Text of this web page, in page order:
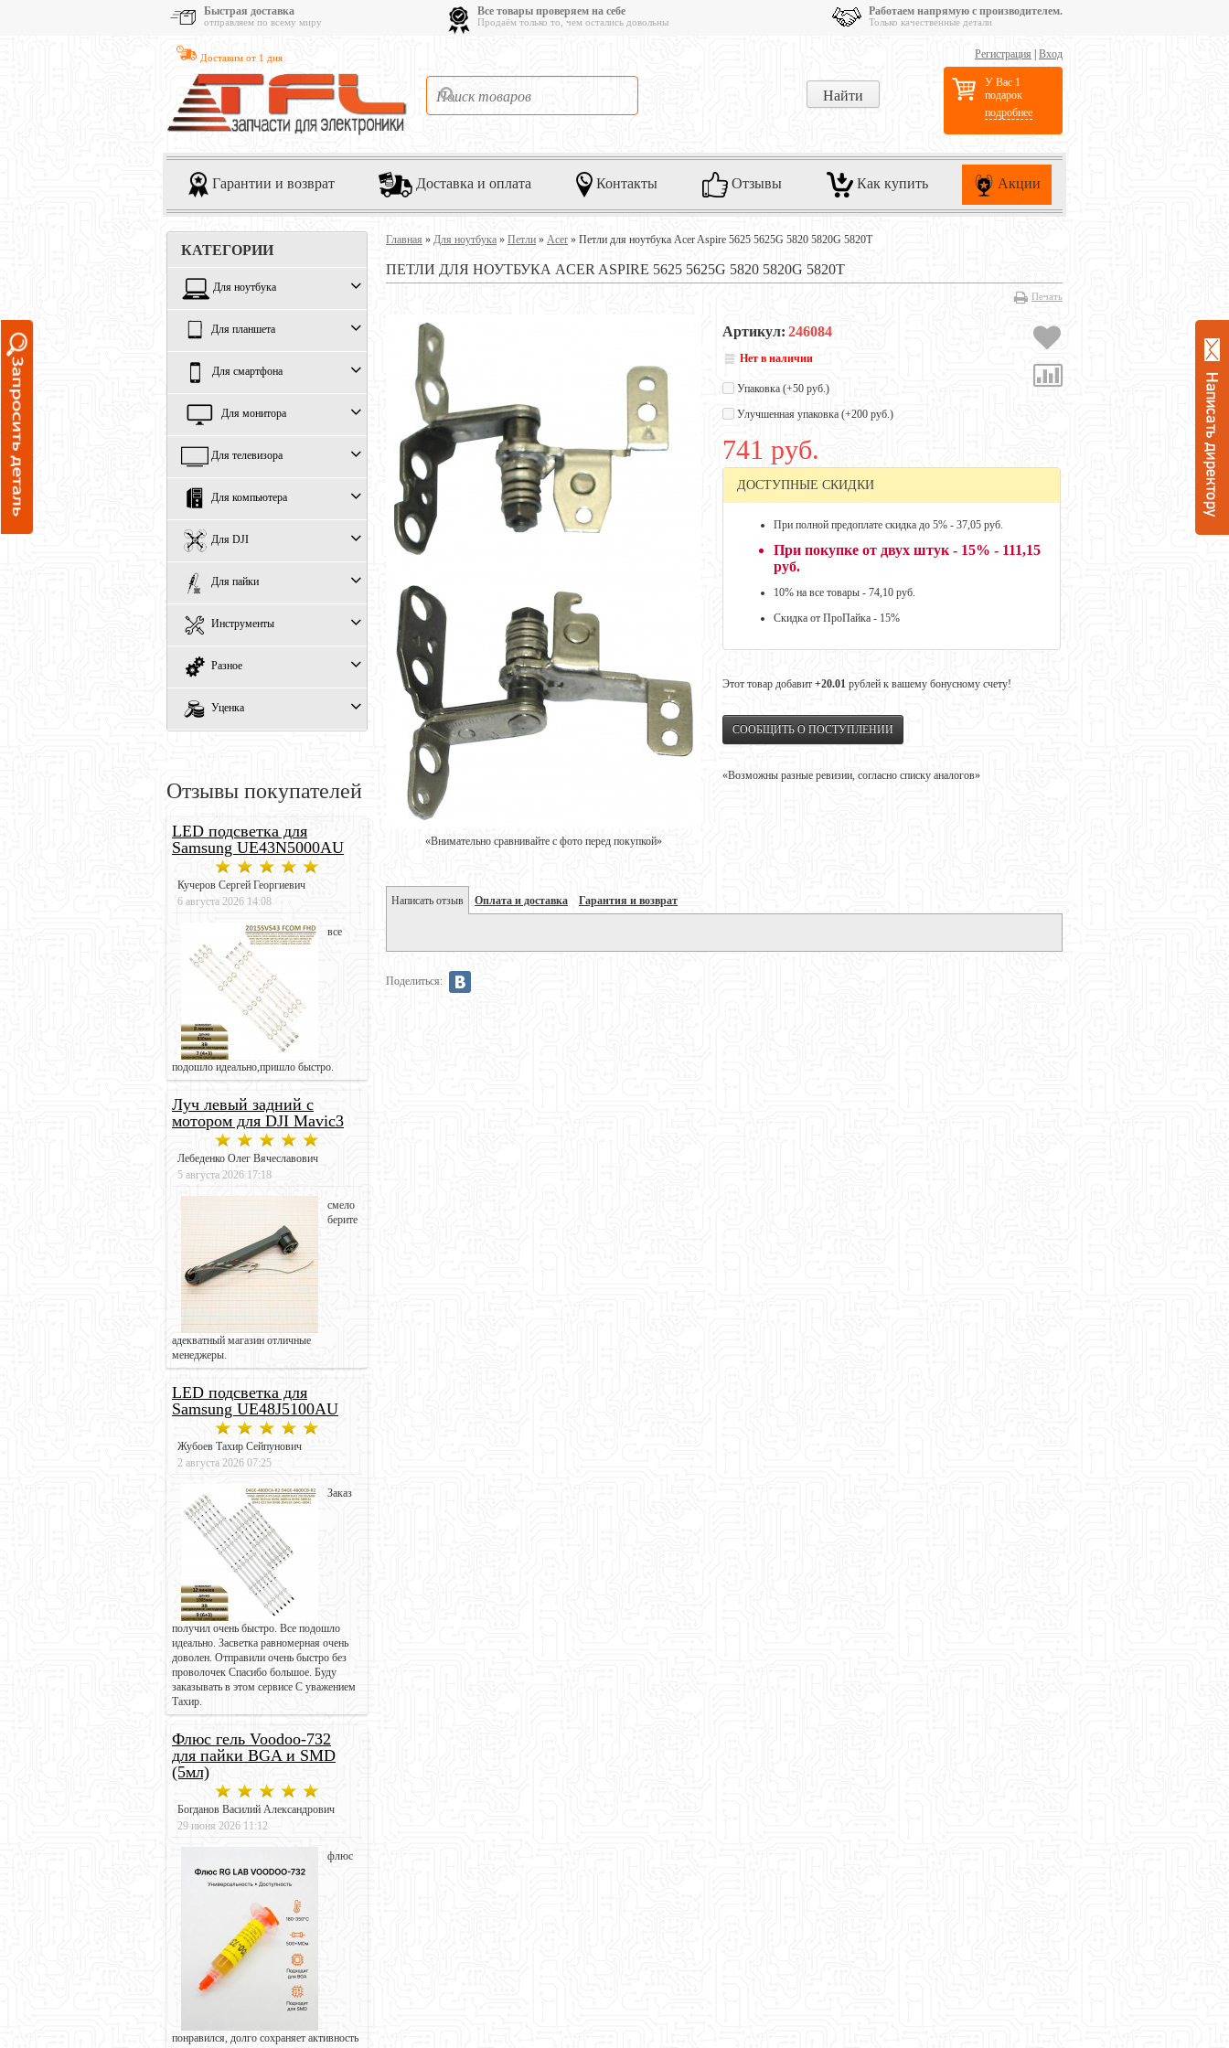
Быстрая доставка
отправляем по всему миру
Все товары проверяем на себе
Продаём только то, чем остались довольны
Работаем напрямую с производителем.
Только качественные детали
Доставим от 1 дня Регистрация Вход
У Вас 1
подарок
подробнее
Гарантии и возврат Доставка и оплата Контакты Отзывы Как купить Акции
КАТЕГОРИИ
Для ноутбука
Для планшета
Для смартфона
Для монитора
Для телевизора
Для компьютера
Для DJI
Для пайки
Инструменты
Разное
Уценка
Отзывы покупателей
LED подсветка для
Samsung UE43N5000AU
Кучеров Сергей Георгиевич
6 августа 2026 14:08
все
подошло идеально,пришло быстро.
Луч левый задний с
мотором для DJI Mavic3
Лебеденко Олег Вячеславович
5 августа 2026 17:18
смело
берите
адекватный магазин отличные
менеджеры.
LED подсветка для
Samsung UE48J5100AU
Жубоев Тахир Сейпунович
2 августа 2026 07:25
Заказ
получил очень быстро. Все подошло
идеально. Засветка равномерная очень
доволен. Отправили очень быстро без
проволочек Спасибо большое. Буду
заказывать в этом сервисе С уважением
Тахир.
Флюс гель Voodoo-732
для пайки BGA и SMD
(5мл)
Богданов Василий Александрович
29 июня 2026 11:12
флюс
понравился, долго сохраняет активность
Главная » Для ноутбука » Петли » Acer » Петли для ноутбука Acer Aspire 5625 5625G 5820 5820G 5820T
ПЕТЛИ ДЛЯ НОУТБУКА ACER ASPIRE 5625 5625G 5820 5820G 5820T
Печать
«Внимательно сравнивайте с фото перед покупкой»
Артикул: 246084
Нет в наличии
Упаковка (+50 руб.)
Улучшенная упаковка (+200 руб.)
741 руб.
ДОСТУПНЫЕ СКИДКИ
При полной предоплате скидка до 5% - 37,05 руб.
При покупке от двух штук - 15% - 111,15
руб.
10% на все товары - 74,10 руб.
Скидка от ПроПайка - 15%
Этот товар добавит +20.01 рублей к вашему бонусному счету!
СООБЩИТЬ О ПОСТУПЛЕНИИ
«Возможны разные ревизии, согласно списку аналогов»
Написать отзыв Оплата и доставка Гарантия и возврат
Поделиться: